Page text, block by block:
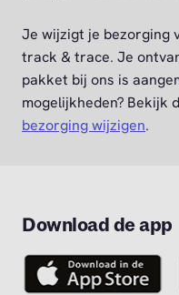
Je wijzigt je bezorging
track & trace. Je
pakket bij ons is
mogelijkheden? Bekijk
bezorging wijzigen.
Download de app